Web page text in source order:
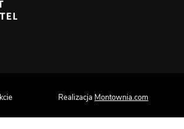
Realizacja Montownia.com